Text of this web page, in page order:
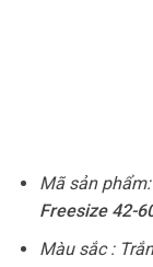
Mã sản phẩm:
Freesize 42-
Màu sắc :